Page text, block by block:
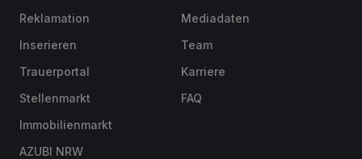
Reklamation
Inserieren
Trauerportal
Stellenmarkt
Immobilienmarkt
AZUBI NRW
Mediadaten
Team
Karriere
FAQ